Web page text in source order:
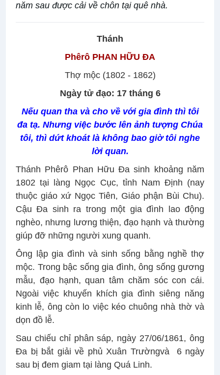
năm sau được cải về chôn tại quê nhà.
Thánh
Phêrô PHAN HỮU ĐA
Thợ mộc (1802 - 1862)
Ngày tử đạo: 17 tháng 6
Nếu quan tha và cho về với gia đình thì tôi
đa tạ. Nhưng việc bước lên ảnh tượng Chúa
tôi, thì dứt khoát là không bao giờ tôi nghe
lời quan.
Thánh Phêrô Phan Hữu Đa sinh khoảng năm
1802 tại làng Ngọc Cục, tỉnh Nam Định (nay
thuộc giáo xứ Ngọc Tiên, Giáo phận Bùi Chu).
Cậu Đa sinh ra trong một gia đình lao động
nghèo, nhưng lương thiện, đạo hạnh và thường
giúp đỡ những người xung quanh.
Ông lập gia đình và sinh sống bằng nghề thợ
mộc. Trong bậc sống gia đình, ông sống gương
mẫu, đạo hạnh, quan tâm chăm sóc con cái.
Ngoài việc khuyến khích gia đình siêng năng
kinh lễ, ông còn lo việc kéo chuông nhà thờ và
dọn đồ lễ.
Sau chiếu chỉ phân sáp, ngày 27/06/1861, ông
Đa bị bắt giải về phủ Xuân Trườngvà
6 ngày
sau bị đem giam tại làng Quá Linh.